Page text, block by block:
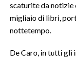
scaturite da notizie
migliaio di libri,
nottetempo.
De Caro, in tutti gli